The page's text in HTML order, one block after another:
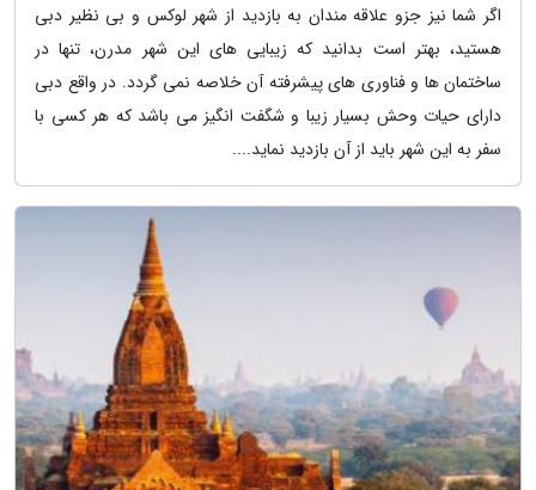
اگر شما نیز جزو علاقه مندان به بازدید از شهر لوکس و بی نظیر دبی
هستید، بهتر است بدانید که زیبایی های این شهر مدرن، تنها در
ساختمان ها و فناوری های پیشرفته آن خلاصه نمی گردد. در واقع دبی
دارای حیات وحش بسیار زیبا و شگفت انگیز می باشد که هر کسی با
سفر به این شهر باید از آن بازدید نماید....